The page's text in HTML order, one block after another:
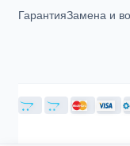
ГарантияЗамена и